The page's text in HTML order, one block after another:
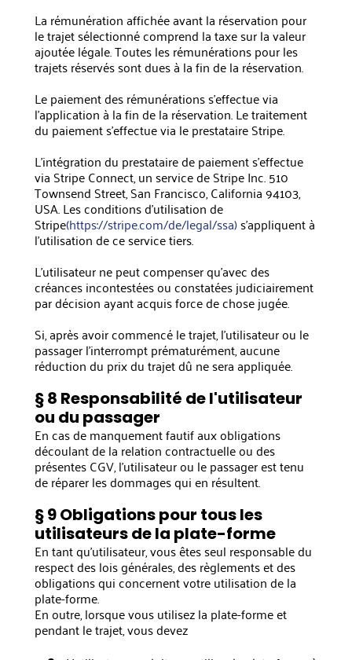
La rémunération affichée avant la réservation pour
le trajet sélectionné comprend la taxe sur la valeur
ajoutée légale. Toutes les rémunérations pour les
trajets réservés sont dues à la fin de la réservation.
Le paiement des rémunérations s'effectue via
l'application à la fin de la réservation. Le traitement
du paiement s'effectue via le prestataire Stripe.
L'intégration du prestataire de paiement s'effectue
via Stripe Connect, un service de Stripe Inc. 510
Townsend Street, San Francisco, California 94103,
USA. Les conditions d'utilisation de
Stripe(https://stripe.com/de/legal/ssa)s'appliquent à
l'utilisation de ce service tiers.
L'utilisateur ne peut compenser qu'avec des
créances incontestées ou constatées judiciairement
par décision ayant acquis force de chose jugée.
Si, après avoir commencé le trajet, l'utilisateur ou le
passager l'interrompt prématurément, aucune
réduction du prix du trajet dû ne sera appliquée.
§ 8 Responsabilité de l'utilisateur
ou du passager
En cas de manquement fautif aux obligations
découlant de la relation contractuelle ou des
présentes CGV, l'utilisateur ou le passager est tenu
de réparer les dommages qui en résultent.
§ 9 Obligations pour tous les
utilisateurs de la plate-forme
En tant qu'utilisateur, vous êtes seul responsable du
respect des lois générales, des règlements et des
obligations qui concernent votre utilisation de la
plate-forme.
En outre, lorsque vous utilisez la plate-forme et
pendant le trajet, vous devez